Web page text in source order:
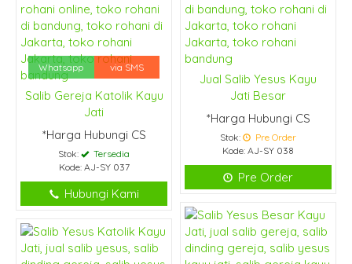
Jual Salib Yesus Kayu
Jati Besar
*Harga Hubungi CS
Stok:
Pre Order
Kode: AJ-SY 038
Pre Order
Whatsapp via SMS
Salib Gereja Katolik Kayu
Jati
*Harga Hubungi CS
Stok:
Tersedia
Kode: AJ-SY 037
Hubungi Kami